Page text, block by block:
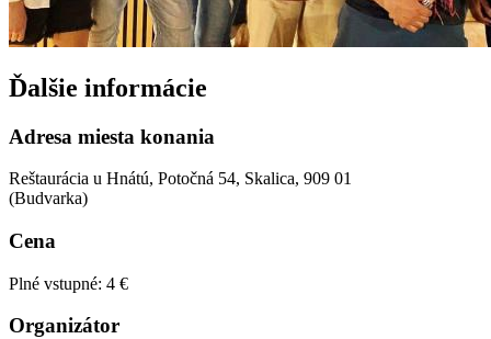
Ďalšie informácie
Adresa miesta konania
Reštaurácia u Hnátú, Potočná 54, Skalica, 909 01
(Budvarka)
Cena
Plné vstupné: 4 €
Organizátor